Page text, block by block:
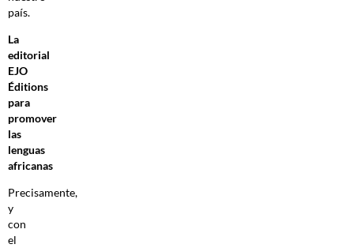
país.
La
editorial
EJO
Éditions
para
promover
las
lenguas
africanas
Precisamente,
y
con
el